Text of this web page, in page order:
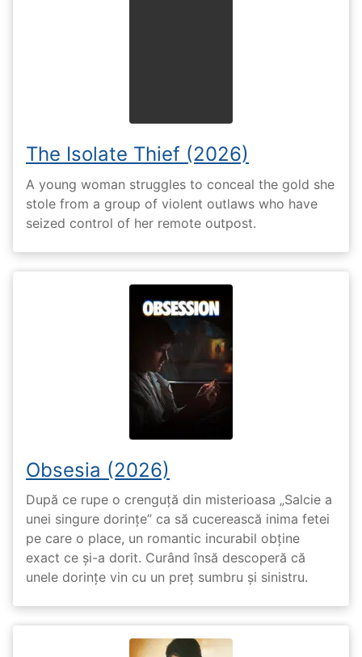
The Isolate Thief (2026)
A young woman struggles to conceal the gold she
stole from a group of violent outlaws who have
seized control of her remote outpost.
Obsesia (2026)
După ce rupe o crenguță din misterioasa „Salcie a
unei singure dorințe” ca să cucerească inima fetei
pe care o place, un romantic incurabil obține
exact ce și-a dorit. Curând însă descoperă că
unele dorințe vin cu un preț sumbru și sinistru.